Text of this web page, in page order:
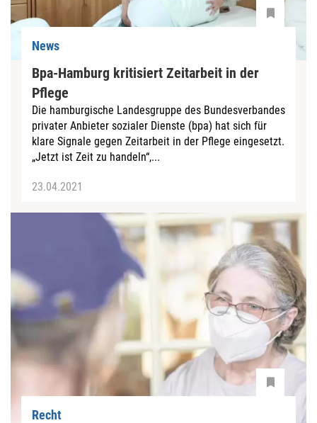
News
Bpa-Hamburg kritisiert Zeitarbeit in der
Pflege
Die hamburgische Landesgruppe des Bundesverbandes
privater Anbieter sozialer Dienste (bpa) hat sich für
klare Signale gegen Zeitarbeit in der Pflege eingesetzt.
„Jetzt ist Zeit zu handeln“,...
23.04.2021
Recht